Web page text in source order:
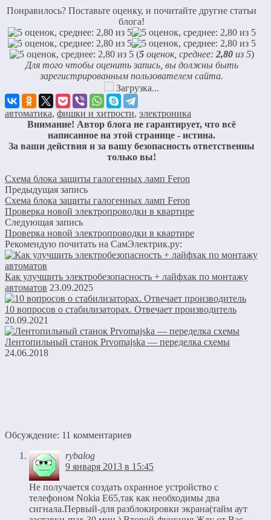
Понравилось? Поставьте оценку, и почитайте другие статьи
блога!
(5оценок, среднее: 2,80из 5)
Для того чтобы оценить запись, вы должны быть
зарегистрированным пользователем сайта.
Загрузка...
автоматика, фишки и хитрости, электроника
Внимание! Автор блога не гарантирует, что всё
написанное на этой странице - истина.
За ваши действия и за вашу безопасность ответственны
только вы!
Схема блока защиты галогенных ламп Feron
Предыдущая запись
Схема блока защиты галогенных ламп Feron
Проверка новой электропроводки в квартире
Следующая запись
Проверка новой электропроводки в квартире
Рекомендую почитать на СамЭлектрик.ру:
Как улучшить электробезопасность + лайфхак по монтажу
автоматов 23.09.2025
10 вопросов о стабилизаторах. Отвечает производитель
20.09.2021
Лентопильный станок Prvomajska — переделка схемы
24.06.2018
Обсуждение: 11 комментариев
rybalog
9 января 2013 в 15:45
Не получается создать охранное устройство с
телефоном Nokia E65,так как необходимы два
сигнала.Первый-для разблокировки экрана(тайм аут